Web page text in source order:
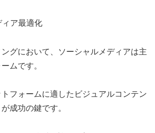
ア最適化
グにおいて、ソーシャルメディアは主
ムです。
フォームに適したビジュアルコンテン
成功の鍵です。